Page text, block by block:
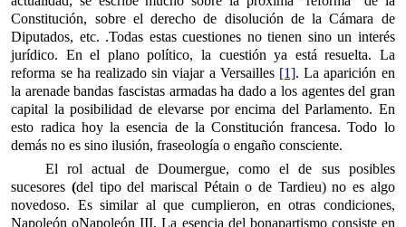
Constitución, sobre el derecho de disolución de la Cámara de
Diputados, etc. .Todas estas cuestiones no tienen sino un interés
jurídico. En el plano político, la cuestión ya está resuelta. La
reforma se ha realizado sin viajar a Versailles [1]. La aparición en
la arenade bandas fascistas armadas ha dado a los agentes del gran
capital la posibilidad de elevarse por encima del Parlamento. En
esto radica hoy la esencia de la Constitución francesa. Todo lo
demás no es sino ilusión, fraseología o engaño consciente.
El rol actual de Doumergue, como el de sus posibles
sucesores (del tipo del mariscal Pétain o de Tardieu) no es algo
novedoso. Es similar al que cumplieron, en otras condiciones,
Napoleón oNapoleón III. La esencia del bonapartismo consiste en